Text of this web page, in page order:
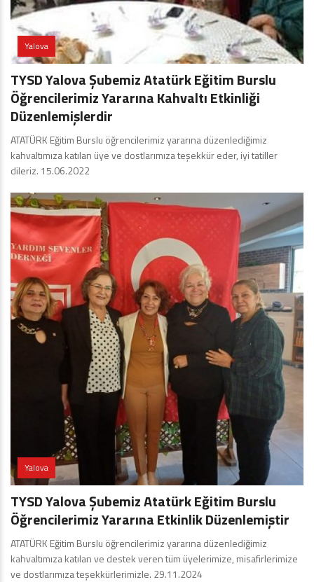
Yalova
TYSD Yalova Şubemiz Atatürk Eğitim Burslu
Öğrencilerimiz Yararına Kahvaltı Etkinliği
Düzenlemişlerdir
ATATÜRK Eğitim Burslu öğrencilerimiz yararına düzenlediğimiz
kahvaltımıza katılan üye ve dostlarımıza teşekkür eder, iyi tatiller
dileriz. 15.06.2022
Yalova
TYSD Yalova Şubemiz Atatürk Eğitim Burslu
Öğrencilerimiz Yararına Etkinlik Düzenlemiştir
ATATÜRK Eğitim Burslu öğrencilerimiz yararına düzenlediğimiz
kahvaltımıza katılan ve destek veren tüm üyelerimize, misafirlerimize
ve dostlarımıza teşekkürlerimizle. 29.11.2024